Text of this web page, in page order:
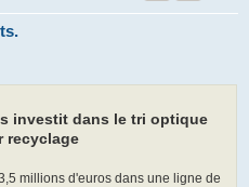
investit dans le tri optique
recyclage
millions d'euros dans une ligne de